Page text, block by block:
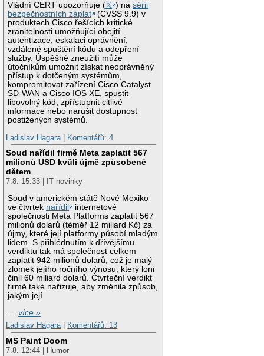
Vládní CERT upozorňuje (𝕏 ) nasérii
bezpečnostních záplat
(CVSS 9.9) v
produktech Cisco řešících kritické
zranitelnosti umožňující obejití
autentizace, eskalaci oprávnění,
vzdálené spuštění kódu a odepření
služby. Úspěšné zneužití může
útočníkům umožnit získat neoprávněný
přístup k dotčeným systémům,
kompromitovat zařízení Cisco Catalyst
SD-WAN a Cisco IOS XE, spustit
libovolný kód, zpřístupnit citlivé
informace nebo narušit dostupnost
postižených systémů.
Ladislav Hagara
Komentářů: 4
Soud nařídil firmě Meta zaplatit 567
milionů USD kvůli újmě způsobené
dětem
7.8. 15:33 | IT novinky
Soud v americkém státě Nové Mexiko
ve čtvrtek nařídil
internetové
společnosti Meta Platforms zaplatit 567
milionů dolarů (téměř 12 miliard Kč) za
újmy, které její platformy působí mladým
lidem. S přihlédnutím k dřívějšímu
verdiktu tak má společnost celkem
zaplatit 942 milionů dolarů, což je malý
zlomek jejího ročního výnosu, který loni
činil 60 miliard dolarů. Čtvrteční verdikt
firmě také nařizuje, aby změnila způsob,
jakým její
…více »
Ladislav Hagara| Komentářů: 13
MS Paint Doom
7.8. 12:44 | Humor